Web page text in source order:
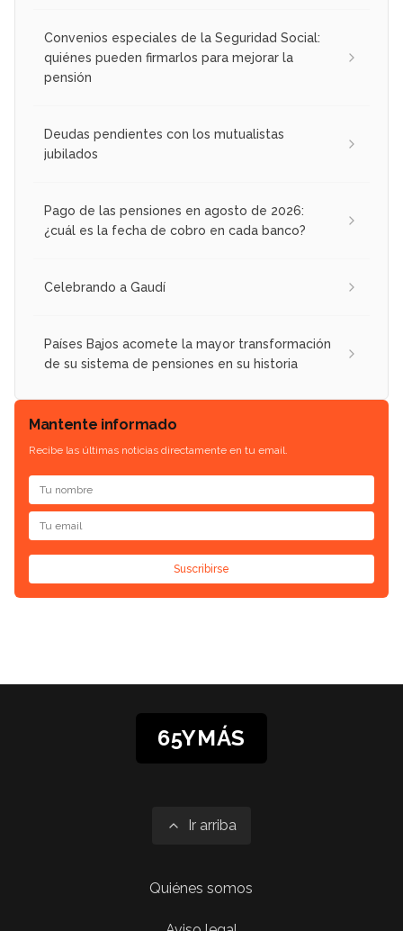
Convenios especiales de la Seguridad Social:
quiénes pueden firmarlos para mejorar la
pensión
Deudas pendientes con los mutualistas
jubilados
Pago de las pensiones en agosto de 2026:
¿cuál es la fecha de cobro en cada banco?
Celebrando a Gaudí
Países Bajos acomete la mayor transformación
de su sistema de pensiones en su historia
Mantente informado
Recibe las últimas noticias directamente en tu email.
Suscribirse
65YMÁS
Ir arriba
Quiénes somos